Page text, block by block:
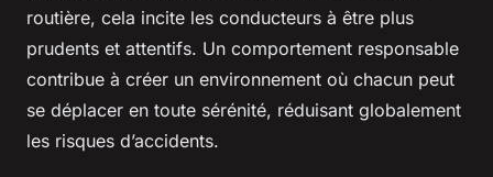
routière, cela incite les conducteurs à être plus
prudents et attentifs. Un comportement responsable
contribue à créer un environnement où chacun peut
se déplacer en toute sérénité, réduisant globalement
les risques d’accidents.